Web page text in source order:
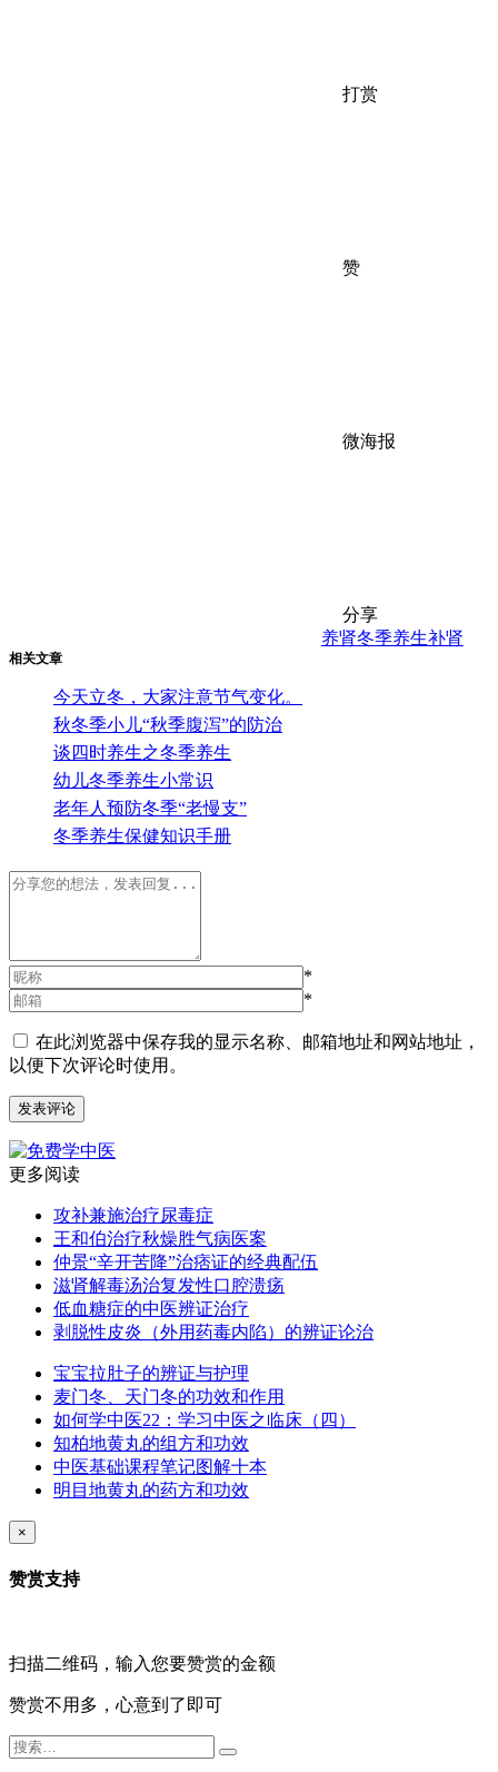
打赏
赞
微海报
分享
相关文章
今天立冬，大家注意节气变化。
秋冬季小儿“秋季腹泻”的防治
谈四时养生之冬季养生
幼儿冬季养生小常识
老年人预防冬季“老慢支”
冬季养生保健知识手册
养肾冬季养生补肾
*
*
在此浏览器中保存我的显示名称、邮箱地址和网站地址，
以便下次评论时使用。
更多阅读
攻补兼施治疗尿毒症
王和伯治疗秋燥胜气病医案
仲景“辛开苦降”治痞证的经典配伍
滋肾解毒汤治复发性口腔溃疡
低血糖症的中医辨证治疗
剥脱性皮炎（外用药毒内陷）的辨证论治
宝宝拉肚子的辨证与护理
麦门冬、天门冬的功效和作用
如何学中医22：学习中医之临床（四）
知柏地黄丸的组方和功效
中医基础课程笔记图解十本
明目地黄丸的药方和功效
×
赞赏支持
扫描二维码，输入您要赞赏的金额
赞赏不用多，心意到了即可